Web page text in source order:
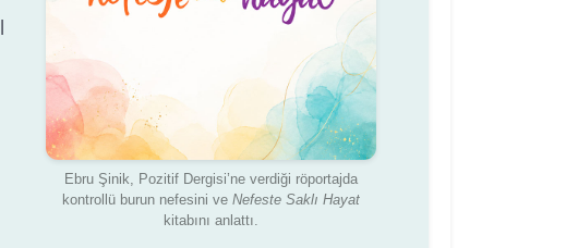
Ebru Şinik, Pozitif Dergisi’ne verdiği röportajda
kontrollü burun nefesini ve Nefeste Saklı Hayat
kitabını anlattı.